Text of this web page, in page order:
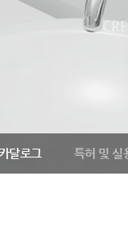
달로그 특허 및 실